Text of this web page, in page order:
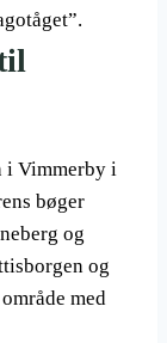
i Vimmerby i
bøger
og
og
med